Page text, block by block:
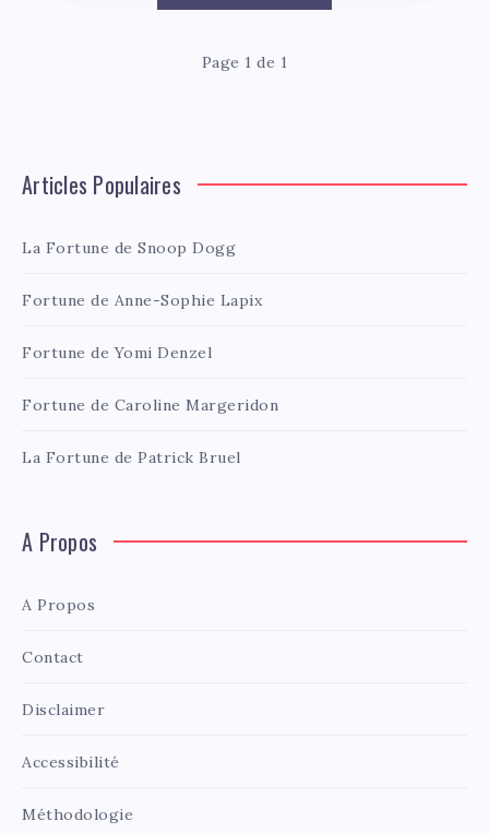
Page 1 de 1
Articles Populaires
La Fortune de Snoop Dogg
Fortune de Anne-Sophie Lapix
Fortune de Yomi Denzel
Fortune de Caroline Margeridon
La Fortune de Patrick Bruel
A Propos
A Propos
Contact
Disclaimer
Accessibilité
Méthodologie